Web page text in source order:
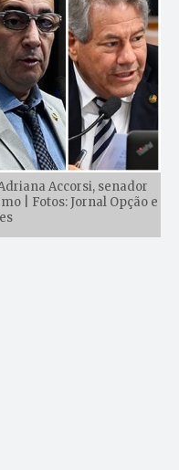
Accorsi, senador
| Fotos: Jornal Opção e